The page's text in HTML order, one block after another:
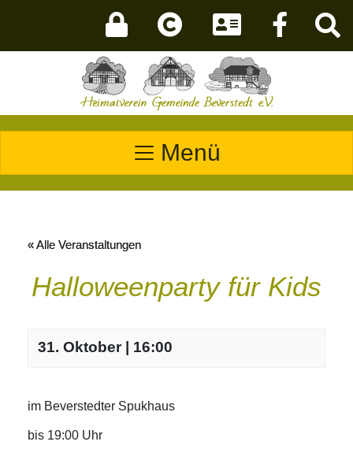
Menü
« Alle Veranstaltungen
Halloweenparty für Kids
31. Oktober | 16:00
im Beverstedter Spukhaus
bis 19:00 Uhr